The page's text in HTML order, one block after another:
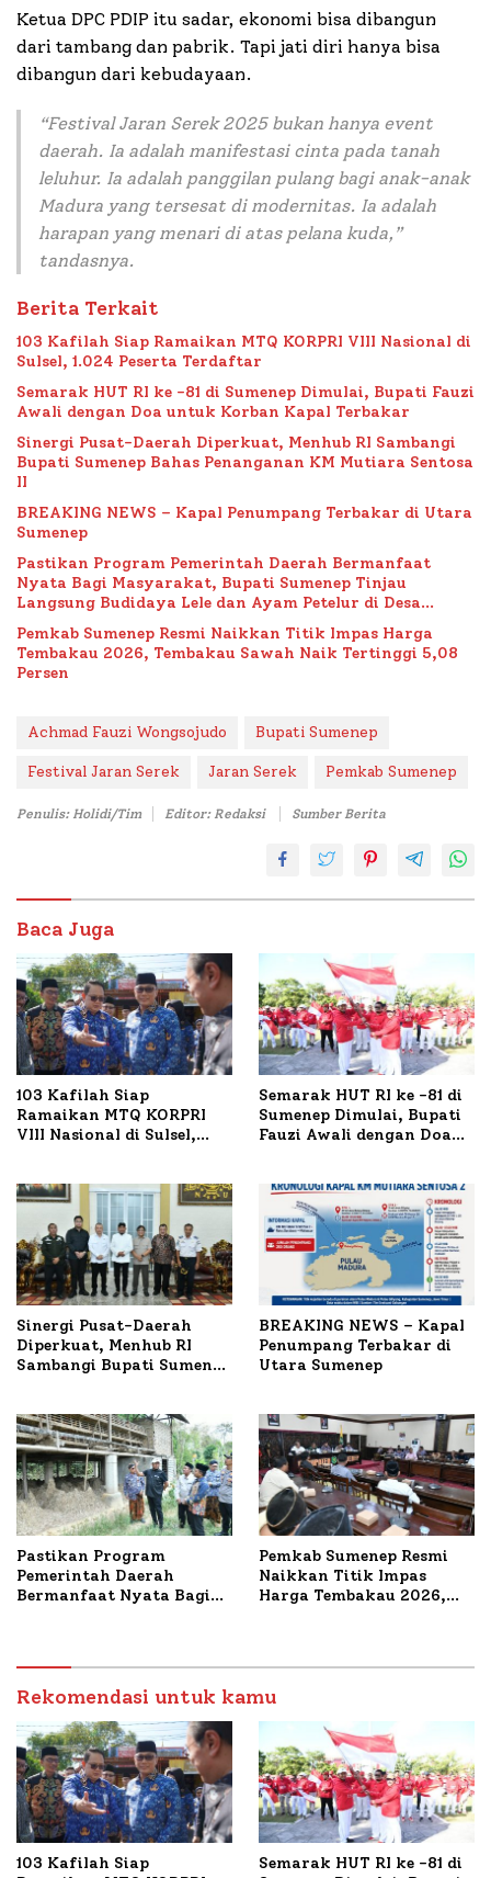
Ketua DPC PDIP itu sadar, ekonomi bisa dibangun
dari tambang dan pabrik. Tapi jati diri hanya bisa
dibangun dari kebudayaan.
“Festival Jaran Serek 2025 bukan hanya event
daerah. Ia adalah manifestasi cinta pada tanah
leluhur. Ia adalah panggilan pulang bagi anak-anak
Madura yang tersesat di modernitas. Ia adalah
harapan yang menari di atas pelana kuda,”
tandasnya.
Berita Terkait
103 Kafilah Siap Ramaikan MTQ KORPRI VIII Nasional di
Sulsel, 1.024 Peserta Terdaftar
Semarak HUT RI ke -81 di Sumenep Dimulai, Bupati Fauzi
Awali dengan Doa untuk Korban Kapal Terbakar
Sinergi Pusat-Daerah Diperkuat, Menhub RI Sambangi
Bupati Sumenep Bahas Penanganan KM Mutiara Sentosa
II
BREAKING NEWS – Kapal Penumpang Terbakar di Utara
Sumenep
Pastikan Program Pemerintah Daerah Bermanfaat
Nyata Bagi Masyarakat, Bupati Sumenep Tinjau
Langsung Budidaya Lele dan Ayam Petelur di Desa
Pemkab Sumenep Resmi Naikkan Titik Impas Harga
Tembakau 2026, Tembakau Sawah Naik Tertinggi 5,08
Persen
Achmad Fauzi Wongsojudo Bupati Sumenep
Festival Jaran Serek Jaran Serek Pemkab Sumenep
Penulis: Holidi/Tim Editor: Redaksi Sumber Berita
Baca Juga
103 Kafilah Siap
Ramaikan MTQ KORPRI
VIII Nasional di Sulsel,
Semarak HUT RI ke -81 di
Sumenep Dimulai, Bupati
Fauzi Awali dengan Doa
Sinergi Pusat-Daerah
Diperkuat, Menhub RI
Sambangi Bupati Sumenep
BREAKING NEWS – Kapal
Penumpang Terbakar di
Utara Sumenep
Pastikan Program
Pemerintah Daerah
Bermanfaat Nyata Bagi
Petelur di Desa Bataal
Timur
Pemkab Sumenep Resmi
Naikkan Titik Impas
Harga Tembakau 2026,
Rekomendasi untuk kamu
103 Kafilah Siap
Semarak HUT RI ke -81 di